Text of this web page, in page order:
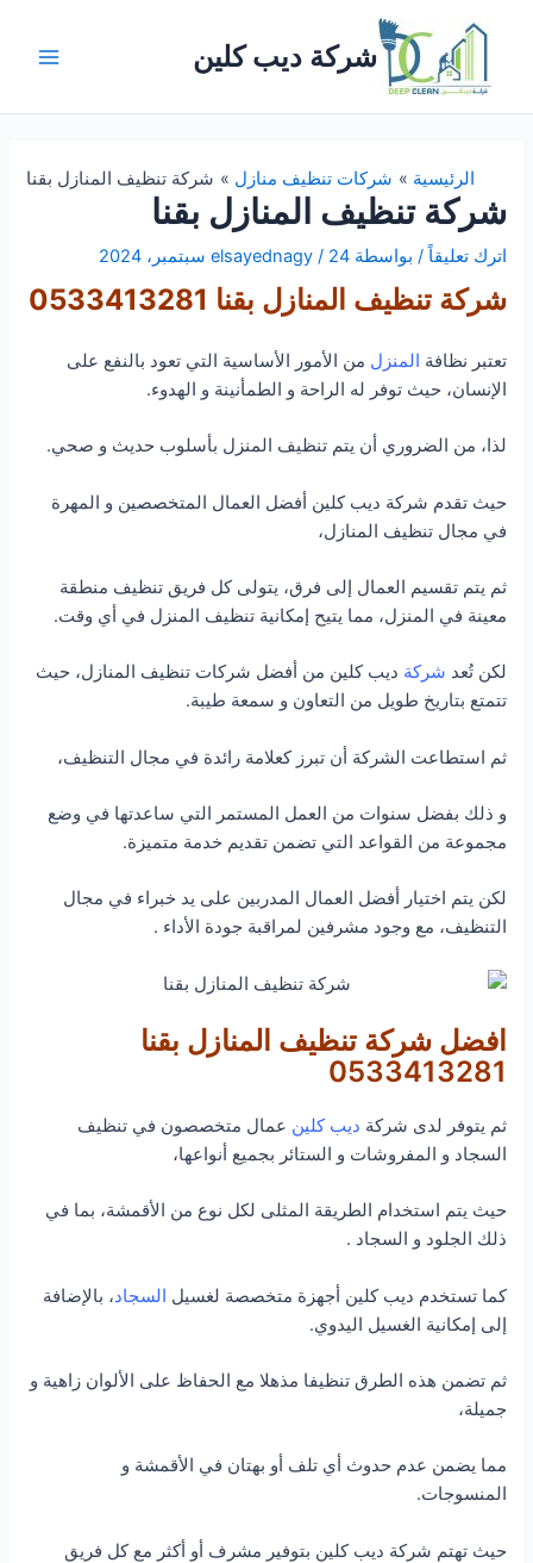
شركة ديب كلين
الرئيسية شركات تنظيف منازل شركة تنظيف المنازل بقنا
شركة تنظيف المنازل بقنا
اترك تعليقاً / بواسطة elsayednagy / 24 سبتمبر، 2024
شركة تنظيف المنازل بقنا 0533413281
تعتبر نظافة المنزل من الأمور الأساسية التي تعود بالنفع على
الإنسان، حيث توفر له الراحة و الطمأنينة و الهدوء.
لذا، من الضروري أن يتم تنظيف المنزل بأسلوب حديث و صحي.
حيث تقدم شركة ديب كلين أفضل العمال المتخصصين و المهرة
في مجال تنظيف المنازل،
ثم يتم تقسيم العمال إلى فرق، يتولى كل فريق تنظيف منطقة
معينة في المنزل، مما يتيح إمكانية تنظيف المنزل في أي وقت.
لكن تُعد شركة ديب كلين من أفضل شركات تنظيف المنازل، حيث
تتمتع بتاريخ طويل من التعاون و سمعة طيبة.
ثم استطاعت الشركة أن تبرز كعلامة رائدة في مجال التنظيف،
و ذلك بفضل سنوات من العمل المستمر التي ساعدتها في وضع
مجموعة من القواعد التي تضمن تقديم خدمة متميزة.
لكن يتم اختيار أفضل العمال المدربين على يد خبراء في مجال
التنظيف، مع وجود مشرفين لمراقبة جودة الأداء .
افضل شركة تنظيف المنازل بقنا
0533413281
ثم يتوفر لدى شركة ديب كلين عمال متخصصون في تنظيف
السجاد و المفروشات و الستائر بجميع أنواعها،
حيث يتم استخدام الطريقة المثلى لكل نوع من الأقمشة، بما في
ذلك الجلود و السجاد .
كما تستخدم ديب كلين أجهزة متخصصة لغسيل السجاد، بالإضافة
إلى إمكانية الغسيل اليدوي.
ثم تضمن هذه الطرق تنظيفا مذهلا مع الحفاظ على الألوان زاهية و
جميلة،
مما يضمن عدم حدوث أي تلف أو بهتان في الأقمشة و
المنسوجات.
حيث تهتم شركة ديب كلين بتوفير مشرف أو أكثر مع كل فريق